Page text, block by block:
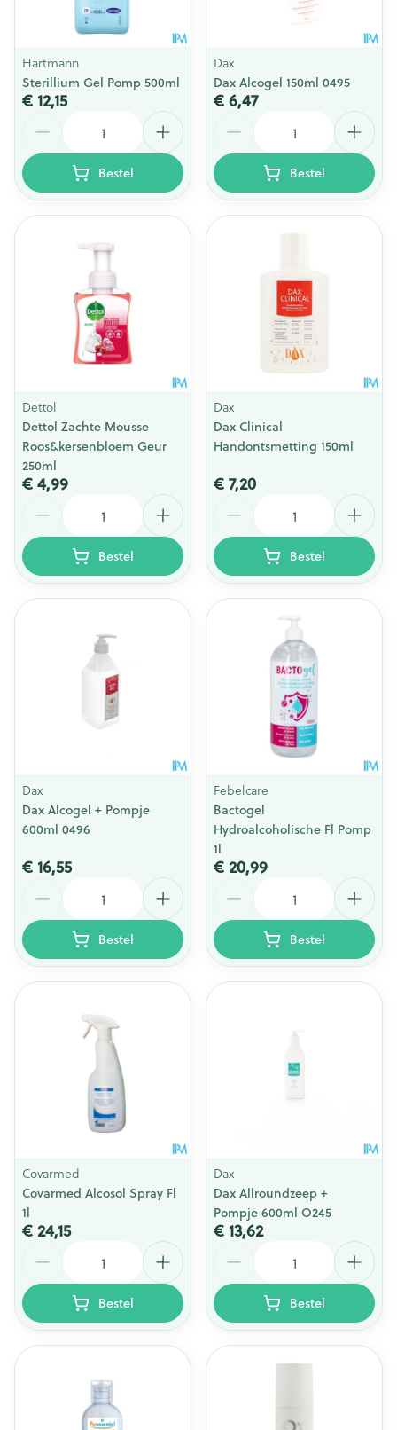
Hartmann
Sterillium Gel Pomp 500ml
€ 12,15
Bestel
Dax
Dax Alcogel 150ml 0495
€ 6,47
Bestel
Dettol
Dettol Zachte Mousse
Roos&kersenbloem Geur
250ml
€ 4,99
Bestel
Dax
Dax Clinical
Handontsmetting 150ml
€ 7,20
Bestel
Dax
Dax Alcogel + Pompje
600ml 0496
€ 16,55
Bestel
Febelcare
Bactogel
Hydroalcoholische Fl Pomp
1l
€ 20,99
Bestel
Covarmed
Covarmed Alcosol Spray Fl
1l
€ 24,15
Bestel
Dax
Dax Allroundzeep +
Pompje 600ml O245
€ 13,62
Bestel